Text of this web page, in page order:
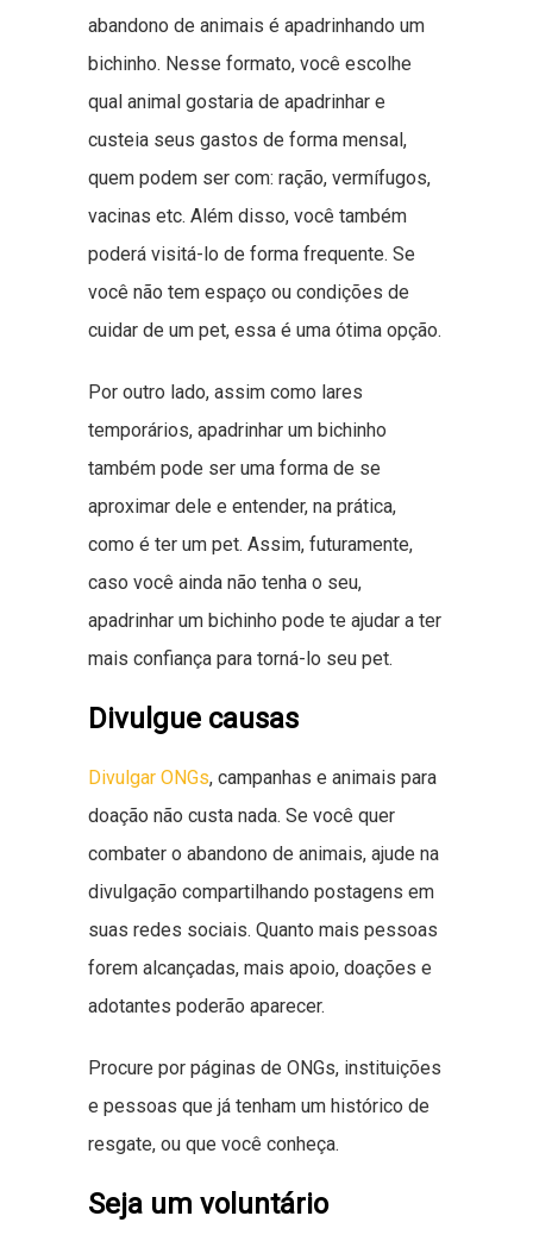
abandono de animais é apadrinhando um
bichinho. Nesse formato, você escolhe
qual animal gostaria de apadrinhar e
custeia seus gastos de forma mensal,
quem podem ser com: ração, vermífugos,
vacinas etc. Além disso, você também
poderá visitá-lo de forma frequente. Se
você não tem espaço ou condições de
cuidar de um pet, essa é uma ótima opção.
Por outro lado, assim como lares
temporários, apadrinhar um bichinho
também pode ser uma forma de se
aproximar dele e entender, na prática,
como é ter um pet. Assim, futuramente,
caso você ainda não tenha o seu,
apadrinhar um bichinho pode te ajudar a ter
mais confiança para torná-lo seu pet.
Divulgue causas
Divulgar ONGs, campanhas e animais para
doação não custa nada. Se você quer
combater o abandono de animais, ajude na
divulgação compartilhando postagens em
suas redes sociais. Quanto mais pessoas
forem alcançadas, mais apoio, doações e
adotantes poderão aparecer.
Procure por páginas de ONGs, instituições
e pessoas que já tenham um histórico de
resgate, ou que você conheça.
Seja um voluntário